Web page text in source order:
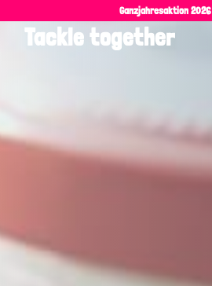
Ganzjahresaktion 2026
Tackle together